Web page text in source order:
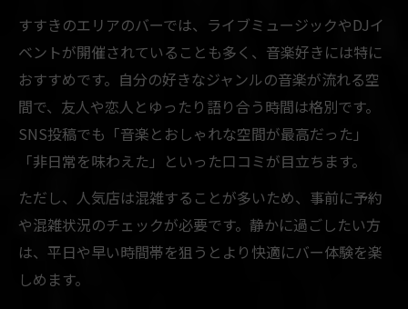
すすきのエリアのバーでは、ライブミュージックやDJイ
ベントが開催されていることも多く、音楽好きには特に
おすすめです。自分の好きなジャンルの音楽が流れる空
間で、友人や恋人とゆったり語り合う時間は格別です。
SNS投稿でも「音楽とおしゃれな空間が最高だった」
「非日常を味わえた」といった口コミが目立ちます。
ただし、人気店は混雑することが多いため、事前に予約
や混雑状況のチェックが必要です。静かに過ごしたい方
は、平日や早い時間帯を狙うとより快適にバー体験を楽
しめます。